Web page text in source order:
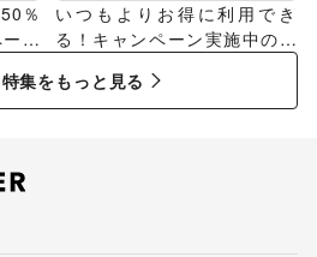
％
ン
いつもよりお得に利用でき
る！キャンペーン実施中のス
集をもっと見る